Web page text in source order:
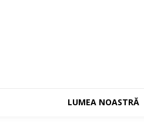
LUMEA NOASTRĂ